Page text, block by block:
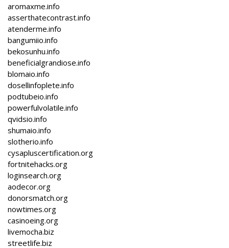
aromaxme.info
asserthatecontrast.info
atenderme.info
bangumiio.info
bekosunhu.info
beneficialgrandiose.info
blomaio.info
dosellinfoplete.info
podtubeio.info
powerfulvolatile.info
qvidsio.info
shumaio.info
slotherio.info
cysapluscertification.org
fortnitehacks.org
loginsearch.org
aodecor.org
donorsmatch.org
nowtimes.org
casinoeing.org
livemocha.biz
streetlife.biz